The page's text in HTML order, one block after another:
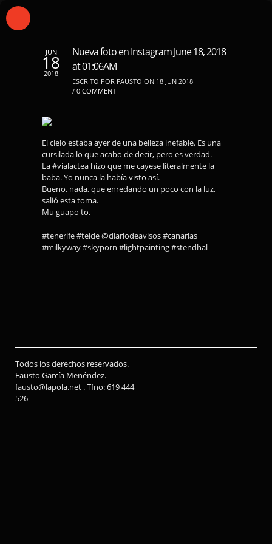
JUN
18
2018
Nueva foto en Instagram June 18, 2018
at 01:06AM
ESCRITO POR FAUSTO ON 18 JUN 2018
/ 0 COMMENT
El cielo estaba ayer de una belleza inefable. Es una
cursilada lo que acabo de decir, pero es verdad.
La #vialactea hizo que me cayese literalmente la
baba. Yo nunca la había visto así.
Bueno, nada, que enredando un poco con la luz,
salió esta toma.
Mu guapo to.
#tenerife #teide @diariodeavisos #canarias
#milkyway #skyporn #lightpainting #stendhal
Todos los derechos reservados.
Fausto García Menéndez.
fausto@lapola.net . Tfno: 619 444
526